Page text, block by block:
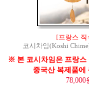
[프랑스 직
코시차임(Koshi
※ 본 코시차임은 프랑스
중국산 복제품에
78,000